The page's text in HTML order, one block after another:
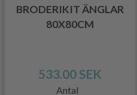
BRODERIKIT ÄNGLAR
80X80CM
533.00 SEK
Antal